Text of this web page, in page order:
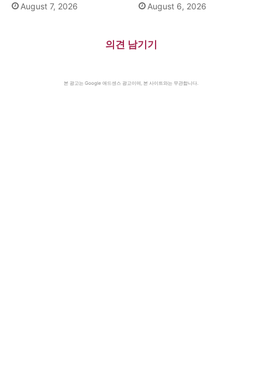
August 7, 2026 August 6, 2026
의견 남기기
본 광고는 Google 애드센스 광고이며, 본 사이트와는 무관합니다.